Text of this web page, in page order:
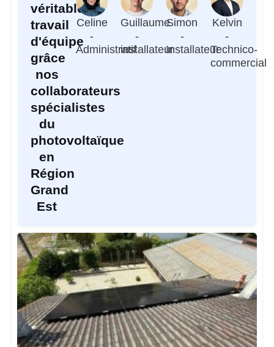
véritable
travail
d'équipe
grâce
nos
collaborateurs
spécialistes
du
photovoltaïque
en
Région
Grand
Est
Celine
-
Administratif
Guillaume
-
installateur
Simon
-
Installateur
Kelvin
-
Technico-
commercial